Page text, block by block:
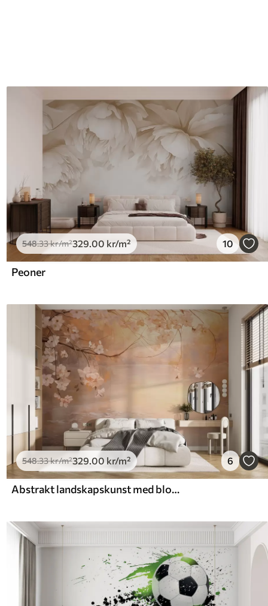
548.33kr/m²329 .00 kr/m² 10
Peoner
548.33kr/m²329.00 kr/m² 6
Abstrakt landskapskunst med blomstrende grener og hvite blomster som henger over en innsjø, myke pastellfarger